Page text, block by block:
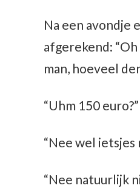
Na een avondje
afgerekend:
man, hoeveel
“Uhm 150
“Nee wel
“Nee natuurlijk